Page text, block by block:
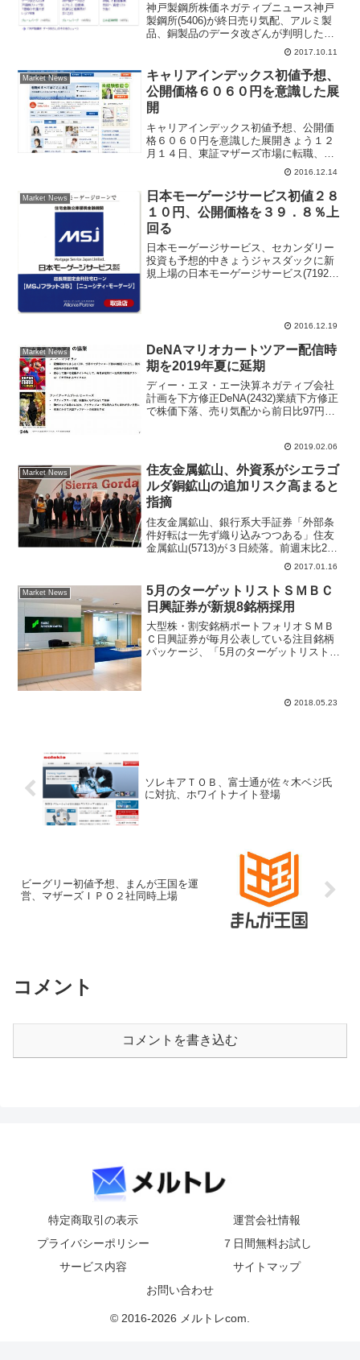
神戸製鋼所株価ネガティブニュース神戸
製鋼所(5406)が終日売り気配、アルミ製
品、銅製品のデータ改ざんが判明したこ
とで投資家家から不祥事を嫌気した売り
が大量に出た。神戸製鋼所株価はストッ
プ安売り気配、３００円安の１０６８円
で午後３時に比例配...
2017.10.11
Market News
キャリアインデックス初値予想、
公開価格６０６０円を意識した展
開
キャリアインデックス初値予想、公開価
格６０６０円を意識した展開きょう１２
月１４日、東証マザーズ市場に転職、人
材派遣、アルバイト情報のプラットホー
ムを運営するキャリアインデックス
(6538)が新規上場する。同社の公開価格
は６０６０円、幹事証券...
2016.12.14
Market News
日本モーゲージサービス初値２８
１０円、公開価格を３９．８％上
回る
日本モーゲージサービス、セカンダリー
投資も予想的中きょうジャスダックに新
規上場の日本モーゲージサービス(7192)
2016.12.19
Market News
DeNAマリオカートツアー配信時
期を2019年夏に延期
ディー・エヌ・エー決算ネガティブ会社
計画を下方修正DeNA(2432)業績下方修正
で株価下落、売り気配から前日比97円安
円→1258億円に引き下げるネガティ...
2019.02.06
Market News
住友金属鉱山、外資系がシエラゴ
ルダ銅鉱山の追加リスク高まると
指摘
住友金属鉱山、銀行系大手証券「外部条
件好転は一先ず織り込みつつある」住友
金属鉱山(5713)が３日続落。前週末比21
円（1.4％）安の1475円まで売られてい
る。きょうの下落でも75日線を維持して
いる。三菱UFJモルガン・スタンレー証
券はレ...
2017.01.16
Market News
5月のターゲットリストＳＭＢＣ
日興証券が新規8銘柄採用
大型株・割安銘柄ポートフォリオＳＭＢ
Ｃ日興証券が毎月公表している注目銘柄
パッケージ、「5月のターゲットリスト」
2018.05.23
ソレキアＴＯＢ、富士通が佐々木ベジ氏
に対抗、ホワイトナイト登場
ビーグリー初値予想、まんが王国を運
営、マザーズＩＰＯ２社同時上場
コメント
コメントを書き込む
特定商取引の表示
運営会社情報
プライバシーポリシー
７日間無料お試し
サービス内容
サイトマップ
お問い合わせ
© 2016-2026 メルトレcom.